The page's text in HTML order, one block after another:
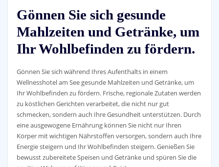
Gönnen Sie sich gesunde
Mahlzeiten und Getränke, um
Ihr Wohlbefinden zu fördern.
Gönnen Sie sich während Ihres Aufenthalts in einem
Wellnesshotel am See gesunde Mahlzeiten und Getränke, um
Ihr Wohlbefinden zu fördern. Frische, regionale Zutaten werden
zu köstlichen Gerichten verarbeitet, die nicht nur gut
schmecken, sondern auch Ihre Gesundheit unterstützen. Durch
eine ausgewogene Ernährung können Sie nicht nur Ihren
Körper mit wichtigen Nährstoffen versorgen, sondern auch Ihre
Energie steigern und Ihr Wohlbefinden steigern. Genießen Sie
bewusst zubereitete Speisen und Getränke und spüren Sie die